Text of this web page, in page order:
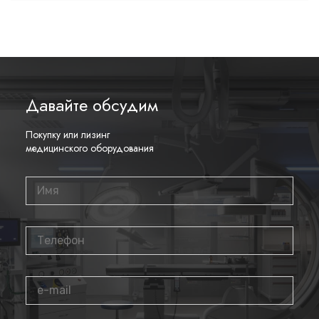
Купить УЗИ Аппарат RS85-RUS
медицинского оборудования для клиник, медицинских и
хирургических центров, стоматологий и других ЛПУ. Мы
гарантируем своевременную доставку, высокое качество и
конкурентоспособные цены на все наше оборудование. Мы
всегда готовы к переговорам и готовы предложить
индивидуальные условия сотрудничества. Наши условия на
предоставить нашим клиентам лучший сервис в отрасли.
Мы предлагаем лизинговую программу в
сотрудничестве с несколькими ведущими
лизинговыми компаниями:
Оставьте заявку на нашем сайте или позвоните по
телефону, указанному ниже.
Давайте обсудим
Покупку или лизинг
медицинского оборудования